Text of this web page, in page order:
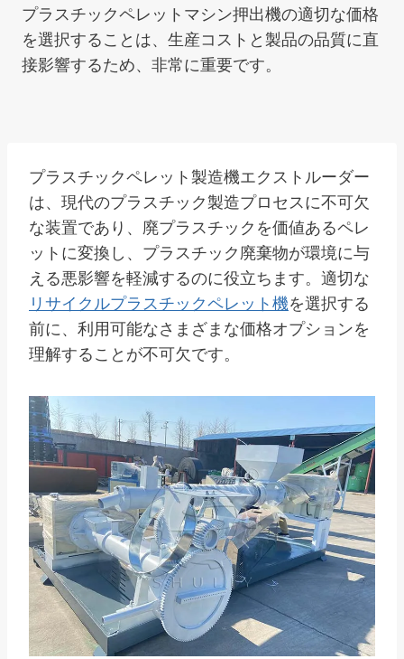
プラスチックペレットマシン押出機の適切な価格
を選択することは、生産コストと製品の品質に直
接影響するため、非常に重要です。
プラスチックペレット製造機エクストルーダー
は、現代のプラスチック製造プロセスに不可欠
な装置であり、廃プラスチックを価値あるペレ
ットに変換し、プラスチック廃棄物が環境に与
える悪影響を軽減するのに役立ちます。適切な
リサイクルプラスチックペレット機を選択する
前に、利用可能なさまざまな価格オプションを
理解することが不可欠です。